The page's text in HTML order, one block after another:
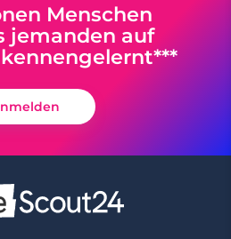
Menschen
jemanden auf